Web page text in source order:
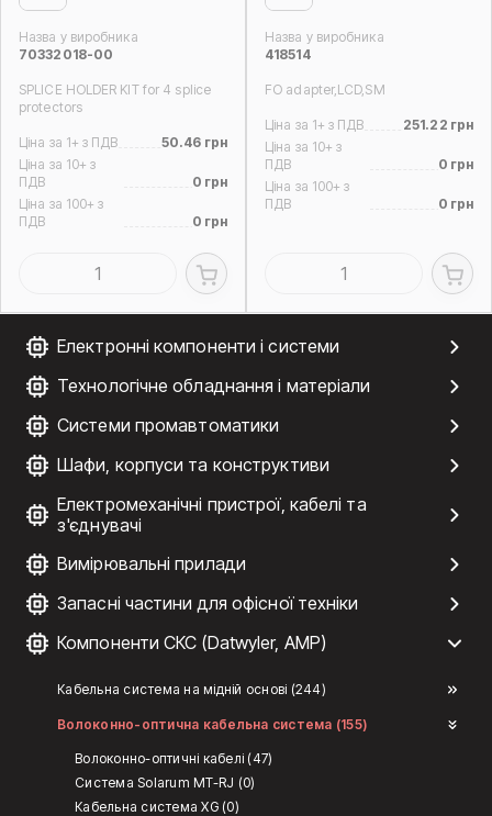
Електронні компоненти і системи
Технологічне обладнання і матеріали
Системи промавтоматики
Шафи, корпуси та конструктиви
Електромеханічні пристрої, кабелі та
з'єднувачі
Вимірювальні прилади
Запасні частини для офісної техніки
Компоненти СКС (Datwyler, AMP)
Кабельна система на мідній основі (244)
Волоконно-оптична кабельна система (155)
Волоконно-оптичні кабелі (47)
Система Solarum MT-RJ (0)
Кабельна система XG (0)
Назва у виробника
70332018-00
SPLICE HOLDER KIT for 4 splice
protectors
Ціна за 1+ з ПДВ
50.46 грн
Ціна за 10+ з
ПДВ
0 грн
Ціна за 100+ з
ПДВ
0 грн
Назва у виробника
418514
FO adapter,LCD,SM
Ціна за 1+ з ПДВ
251.22 грн
Ціна за 10+ з
ПДВ
0 грн
Ціна за 100+ з
ПДВ
0 грн